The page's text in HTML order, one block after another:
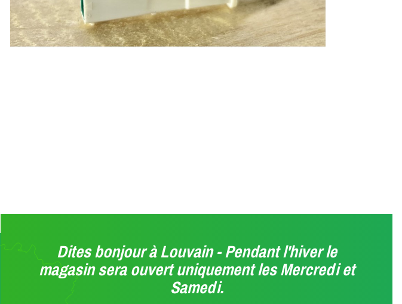
Dites bonjour à Louvain - Pendant l'hiver le
magasin sera ouvert uniquement les Mercredi et
Samedi.